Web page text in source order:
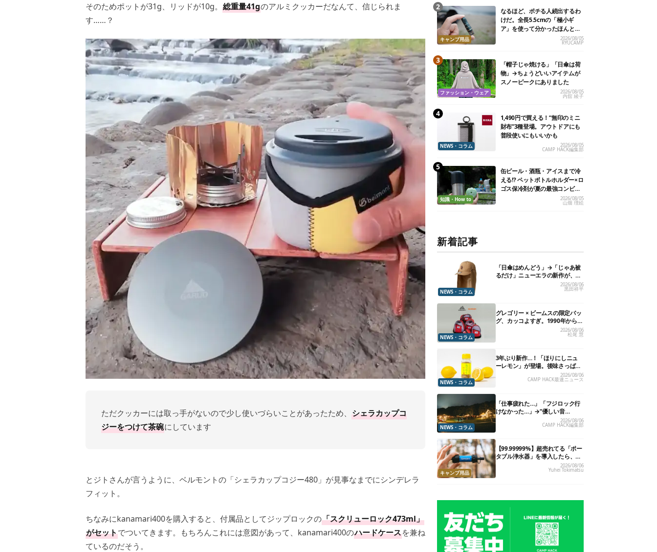
そのためポットが31g、リッドが10g。 総重量41gのアルミクッカーだなんて、信じられま
す……？
ただクッカーには取っ手がないので少し使いづらいことがあったため、
シェラカップコ
ジーをつけて茶碗にしています
とジトさんが言うように、ベルモントの「シェラカップコジー480」が見事なまでにシンデレラ
フィット。
ちなみにkanamari400を購入すると、付属品としてジップロックの「スクリューロック473ml」
がセットでついてきます。もちろんこれには意図があって、kanamari400のハードケースを兼ね
ているのだそう。
キャンプ用品
なるほど、ポチる人続出するわ
けだ。全長5.5cmの「極小ギ
ア」を使って分かったほんとの
2026/08/05
RYUCAMP
ファッション・ウェア
「帽子じゃ焼ける」「日傘は荷
物」→ちょうどいいアイテムが
スノーピークにありました
2026/08/05
内舘 綾子
NEWS・コラム
1,490円で買える！“無印のミニ
財布”3種登場。アウトドアにも
普段使いにもいいかも
2026/08/05
CAMP HACK編集部
知識・How to
缶ビール・酒瓶・アイスまで冷
える!? ペットボトルホルダー×ロ
ゴス保冷剤が夏の最強コンビだ
2026/08/05
山畑 理絵
新着記事
NEWS・コラム
「日傘はめんどう」→「じゃあ被
るだけ」ニューエラの新作が、真
2026/08/06
黒田祥平
NEWS・コラム
グレゴリー × ビームスの限定バッ
グ、カッコよすぎ。1990年から“3
年のみ使用”されていた、紫タグ
2026/08/06
松尾 慧
NEWS・コラム
3年ぶり新作…！「ほりにしニュ
ーレモン」が登場。後味さっぱり
の万能スパイス！【8月21日発
2026/08/06
CAMP HACK最速ニュース
NEWS・コラム
「仕事疲れた…」「フジロック行
けなかった…」→“優しい音
楽”と“大きな自然”で治癒。まだ間
2026/08/06
CAMP HACK編集部
キャンプ用品
【99.99999%】超売れてる「ポー
タブル浄水器」を導入したら、防
災が明確に自分ごと化した2026/08/06
Yuhei Tokimatsu